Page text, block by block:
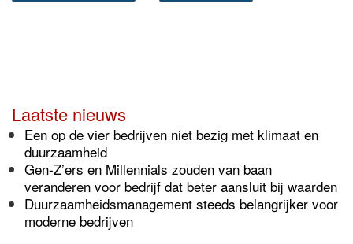
Laatste nieuws
Een op de vier bedrijven niet bezig met klimaat en
duurzaamheid
Gen-Z’ers en Millennials zouden van baan
veranderen voor bedrijf dat beter aansluit bij waarden
Duurzaamheidsmanagement steeds belangrijker voor
moderne bedrijven